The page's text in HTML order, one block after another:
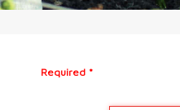
Required *